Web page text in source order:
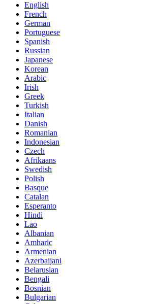
English
French
German
Portuguese
Spanish
Russian
Japanese
Korean
Arabic
Irish
Greek
Turkish
Italian
Danish
Romanian
Indonesian
Czech
Afrikaans
Swedish
Polish
Basque
Catalan
Esperanto
Hindi
Lao
Albanian
Amharic
Armenian
Azerbaijani
Belarusian
Bengali
Bosnian
Bulgarian